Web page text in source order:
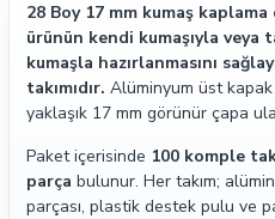
28 Boy 17 mm kumaş kaplama
ürünün kendi kumaşıyla veya
kumaşla hazırlanmasını
takımıdır. Alüminyum üst kapak
yaklaşık 17 mm görünür çapa
Paket içerisinde 100 komple
parça bulunur. Her takım;
parçası, plastik destek pulu ve